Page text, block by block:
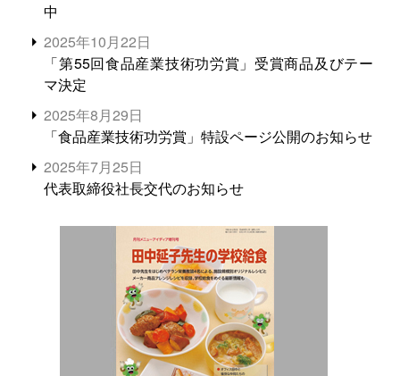
中
2025年10月22日
「第55回食品産業技術功労賞」受賞商品及びテー
マ決定
2025年8月29日
「食品産業技術功労賞」特設ページ公開のお知らせ
2025年7月25日
代表取締役社長交代のお知らせ